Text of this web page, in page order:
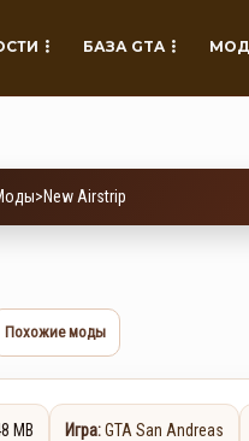
БАЗА GTA
>New Airstrip
Похожие моды
MB Игра:GTA San Andreas